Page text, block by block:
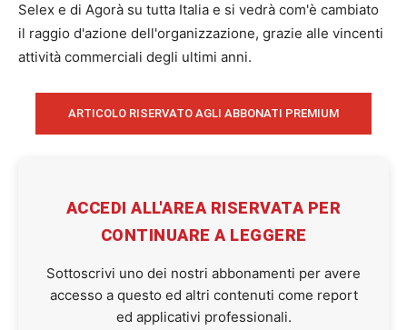
Selex e di Agorà su tutta Italia e si vedrà com'è cambiato
il raggio d'azione dell'organizzazione, grazie alle vincenti
attività commerciali degli ultimi anni.
ARTICOLO RISERVATO AGLI ABBONATI PREMIUM
ACCEDI ALL'AREA RISERVATA PER
CONTINUARE A LEGGERE
Sottoscrivi uno dei nostri abbonamenti per avere
accesso a questo ed altri contenuti come report
ed applicativi professionali.